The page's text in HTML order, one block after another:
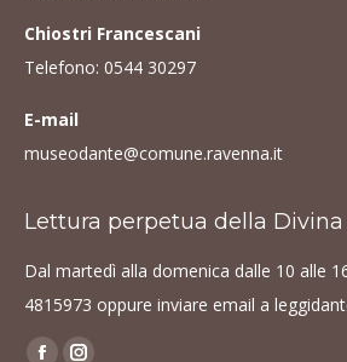
Chiostri Francescani
Telefono: 0544 30297
E-mail
museodante@comune.ravenna.it
Lettura perpetua della
Dal martedì alla domenica dalle 10 alle
4815973 oppure inviare email a
Find us on: